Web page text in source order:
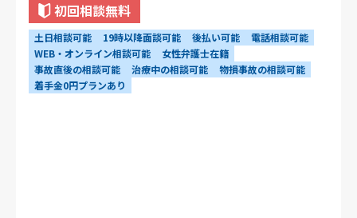
初回相談無料
土日相談可能 19時以降面談可能 後払い可能
電話相談可能
WEB・オンライン相談可能
女性弁護士在籍
事故直後の相談可能
治療中の相談可能
物損事故の相談可能
着手金0円プランあり